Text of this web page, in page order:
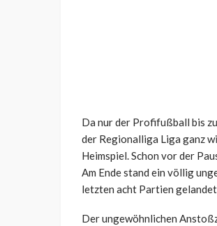
Da nur der Profifußball bis
der Regionalliga Liga ganz
Heimspiel. Schon vor der
Am Ende stand ein völlig
letzten acht Partien
Der ungewöhnlichen